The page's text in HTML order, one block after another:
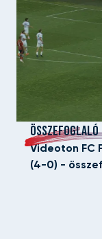
ÖSSZEFOGLALÓ
Videoton FC
(4-0) -